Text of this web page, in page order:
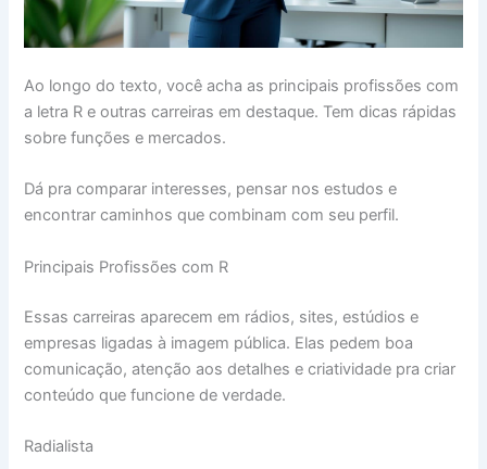
Ao longo do texto, você acha as principais profissões com
a letra R e outras carreiras em destaque. Tem dicas rápidas
sobre funções e mercados.
Dá pra comparar interesses, pensar nos estudos e
encontrar caminhos que combinam com seu perfil.
Principais Profissões com R
Essas carreiras aparecem em rádios, sites, estúdios e
empresas ligadas à imagem pública. Elas pedem boa
comunicação, atenção aos detalhes e criatividade pra criar
conteúdo que funcione de verdade.
Radialista